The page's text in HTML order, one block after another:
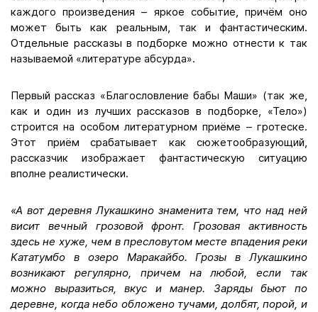
каждого произведения – яркое событие, причём оно
может быть как реальным, так и фантастическим.
Отдельные рассказы в подборке можно отнести к так
называемой «литературе абсурда».
Первый рассказ «Благословление бабы Маши» (так же,
как и один из лучших рассказов в подборке, «Тело»)
строится на особом литературном приёме – гротеске.
Этот приём срабатывает как сюжетообразующий,
рассказчик изображает фантастическую ситуацию
вполне реалистически.
«А вот деревня Лукашкино знаменита тем, что над ней
висит вечный грозовой фронт. Грозовая активность
здесь не хуже, чем в пресловутом месте впадения реки
Кататумбо в озеро Маракайбо. Грозы в Лукашкино
возникают регулярно, причем на любой, если так
можно выразиться, вкус и манер. Заряды бьют по
деревне, когда небо обложено тучами, долбят, порой, и